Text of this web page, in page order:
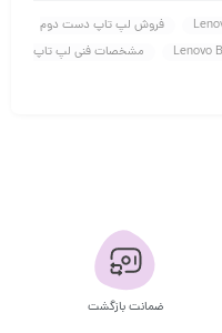
فروش لپ تاپ دست دوم
مشخصات فنی لپ تاپ
ضمانت بازگشت